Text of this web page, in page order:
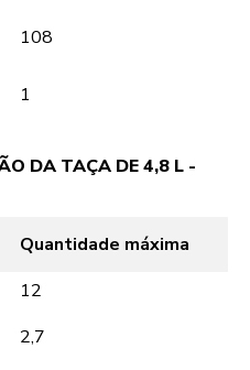
108
1
DA TAÇA DE 4,8 L -
Quantidade máxima
12
2,7